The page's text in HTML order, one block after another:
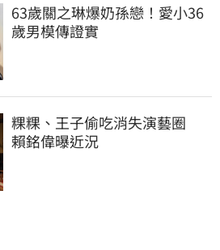
63歲關之琳爆奶孫戀！愛小36
歲男模傳證實
粿粿、王子偷吃消失演藝圈
賴銘偉曝近況